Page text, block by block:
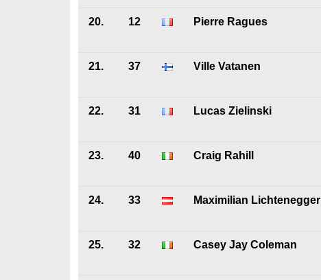
20. 12 Pierre Ragues
21. 37 Ville Vatanen
22. 31 Lucas Zielinski
23. 40 Craig Rahill
24. 33 Maximilian Lichtenegger
25. 32 Casey Jay Coleman